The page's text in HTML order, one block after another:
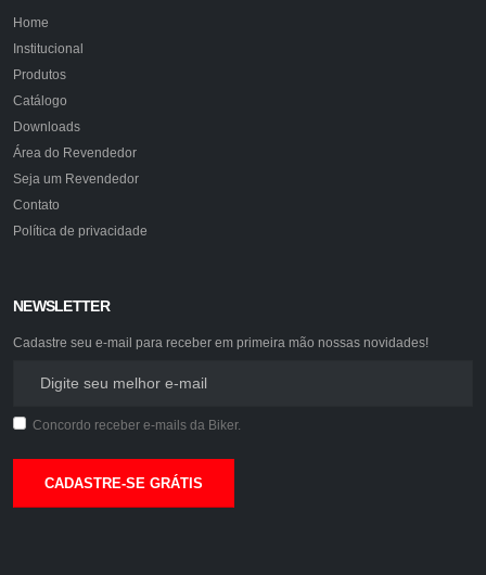
Home
Institucional
Produtos
Catálogo
Downloads
Área do Revendedor
Seja um Revendedor
Contato
Política de privacidade
NEWSLETTER
Cadastre seu e-mail para receber em primeira mão nossas novidades!
Concordo receber e-mails da Biker.
CADASTRE-SE GRÁTIS